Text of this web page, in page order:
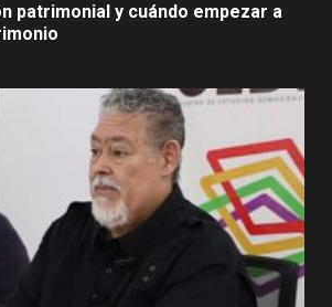
patrimonial y cuándo empezar a